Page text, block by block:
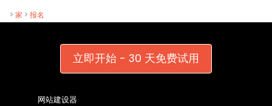
> 家 > 报名
立即开始 - 30 天免费试用
网站建设器